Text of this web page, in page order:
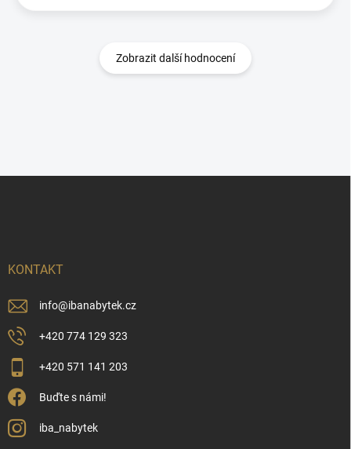
Zobrazit další hodnocení
KONTAKT
info@ibanabytek.cz
+420 774 129 323
+420 571 141 203
Buďte s námi!
iba_nabytek